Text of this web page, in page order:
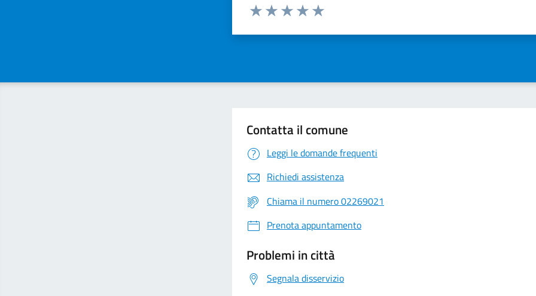
Valuta da 1 a 5 stelle la pagina
Contatta il comune
Leggi le domande frequenti
Richiedi assistenza
Chiama il numero 02269021
Prenota appuntamento
Problemi in città
Segnala disservizio